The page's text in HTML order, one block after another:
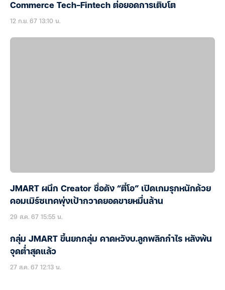
Commerce Tech-Fintech ต่อยอดการเติบโต
12 ก.ย. 67 13:10 น.
JMART ผนึก Creator ชื่อดัง “ตี๋โอ” เปิดเกมรุกหนักด้วย
คอมเมิร์ซเทคพุ่งเป้ากวาดยอดขายหมื่นล้าน
29 ส.ค. 67 15:55 น.
กลุ่ม JMART ขึ้นยกกลุ่ม คาดหวังบ.ลูกพลิกกำไร หลังพ้น
จุดต่ำสุดแล้ว
27 ส.ค. 67 12:13 น.